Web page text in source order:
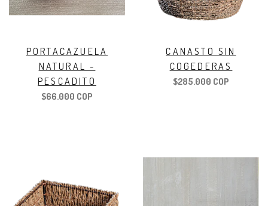
PORTACAZUELA
NATURAL -
PESCADITO
$66.000 COP
CANASTO SIN
COGEDERAS
$285.000 COP